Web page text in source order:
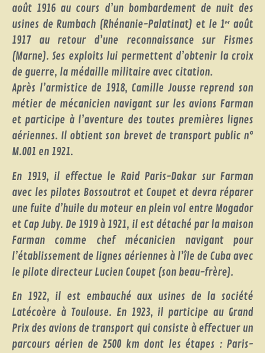
août 1916 au cours d’un bombardement de nuit des
usines de Rumbach (Rhénanie-Palatinat) et le 1er août
1917 au retour d’une reconnaissance sur Fismes
(Marne). Ses exploits lui permettent d’obtenir la croix
de guerre, la médaille militaire avec citation.
Après l’armistice de 1918, Camille Jousse reprend son
métier de mécanicien navigant sur les avions Farman
et participe à l’aventure des toutes premières lignes
aériennes. Il obtient son brevet de transport public n°
M.001 en 1921.
En 1919, il effectue le Raid Paris-Dakar sur Farman
avec les pilotes Bossoutrot et Coupet et devra réparer
une fuite d’huile du moteur en plein vol entre Mogador
et Cap Juby. De 1919 à 1921, il est détaché par la maison
Farman comme chef mécanicien navigant pour
l’établissement de lignes aériennes à l’île de Cuba avec
le pilote directeur Lucien Coupet (son beau-frère).
En 1922, il est embauché aux usines de la société
Latécoère à Toulouse. En 1923, il participe au Grand
Prix des avions de transport qui consiste à effectuer un
parcours aérien de 2500 km dont les étapes : Paris-